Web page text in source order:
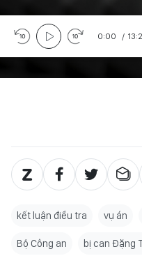
0:00 /
kết luận điều tra vụ án
Bộ Công an bị can Đặng